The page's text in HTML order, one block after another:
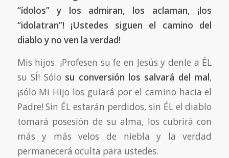
“ídolos” y los admiran, los aclaman, ¡los
“idolatran”! ¡Ustedes siguen el camino del
diablo y no ven la verdad!
Mis hijos. ¡Profesen su fe en Jesús y denle a ÉL
su SÍ! Sólo su conversión los salvará del mal,
¡sólo Mi Hijo los guiará por el camino hacia el
Padre! Sin ÉL estarán perdidos, sin ÉL el diablo
tomará posesión de su alma, los cubrirá con
más y más velos de niebla y la verdad
permanecerá oculta para ustedes.